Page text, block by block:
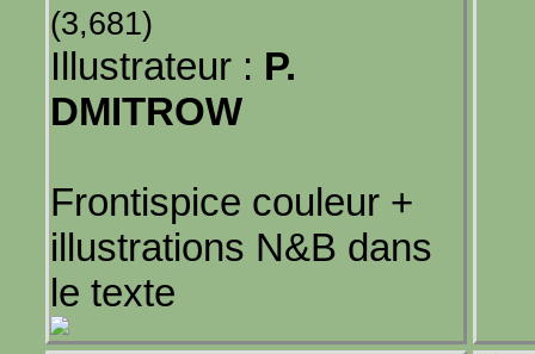
(3,681)
Illustrateur : P.
DMITROW
Frontispice couleur +
illustrations N&B dans
le texte